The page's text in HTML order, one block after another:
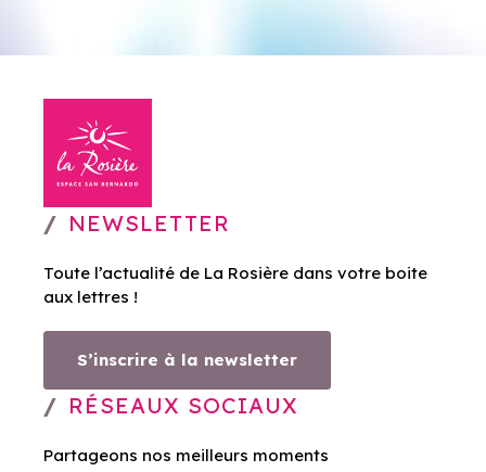
NEWSLETTER
Toute l’actualité de La Rosière dans votre boite
aux lettres !
S’inscrire à la newsletter
RÉSEAUX SOCIAUX
Partageons nos meilleurs moments